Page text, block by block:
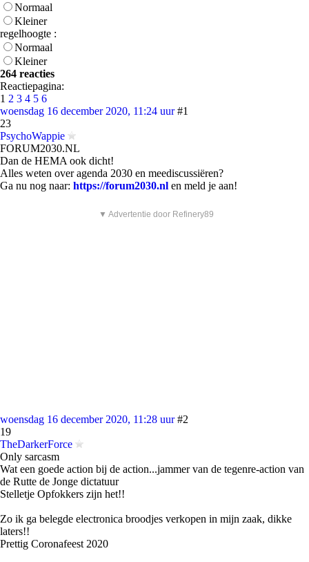
Normaal
Kleiner
regelhoogte :
Normaal
Kleiner
264 reacties
Reactiepagina:
1 2 3 4 5 6
woensdag 16 december 2020, 11:24 uur #1
23
PsychoWappie
FORUM2030.NL
Dan de HEMA ook dicht!
Alles weten over agenda 2030 en meediscussiëren?
Ga nu nog naar: https://forum2030.nl en meld je aan!
▼ Advertentie door Refinery89
woensdag 16 december 2020, 11:28 uur #2
19
TheDarkerForce
Only sarcasm
Wat een goede action bij de action...jammer van de tegenre-action van
de Rutte de Jonge dictatuur
Stelletje Opfokkers zijn het!!
Zo ik ga belegde electronica broodjes verkopen in mijn zaak, dikke
laters!!
Prettig Coronafeest 2020